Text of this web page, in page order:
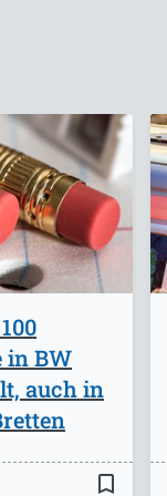
in BW
auch in
bookmark_border